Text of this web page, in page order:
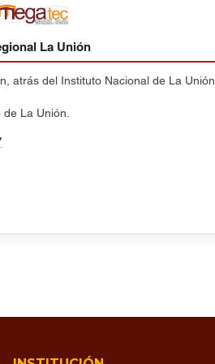
La Unión
atrás del Instituto Nacional de La Unión.
La Unión.